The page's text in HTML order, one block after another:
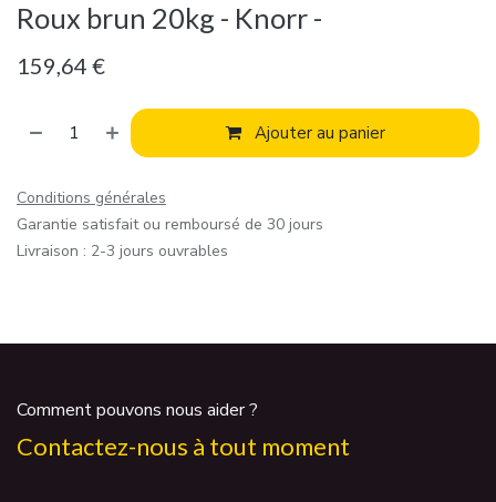
Roux brun 20kg - Knorr -
159,64 €
Ajouter au panier
Conditions générales
Garantie satisfait ou remboursé de 30 jours
Livraison : 2-3 jours ouvrables
Comment pouvons nous aider ?
Contactez-nous à tout moment